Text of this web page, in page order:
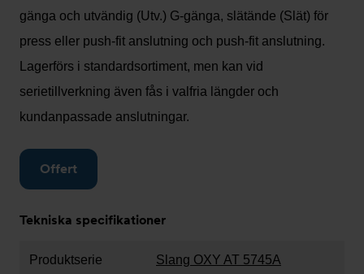
gänga och utvändig (Utv.) G-gänga, slätände (Slät) för
press eller push-fit anslutning och push-fit anslutning.
Lagerförs i standardsortiment, men kan vid
serietillverkning även fås i valfria längder och
kundanpassade anslutningar.
Offert
Tekniska specifikationer
Produktserie Slang OXY AT 5745A